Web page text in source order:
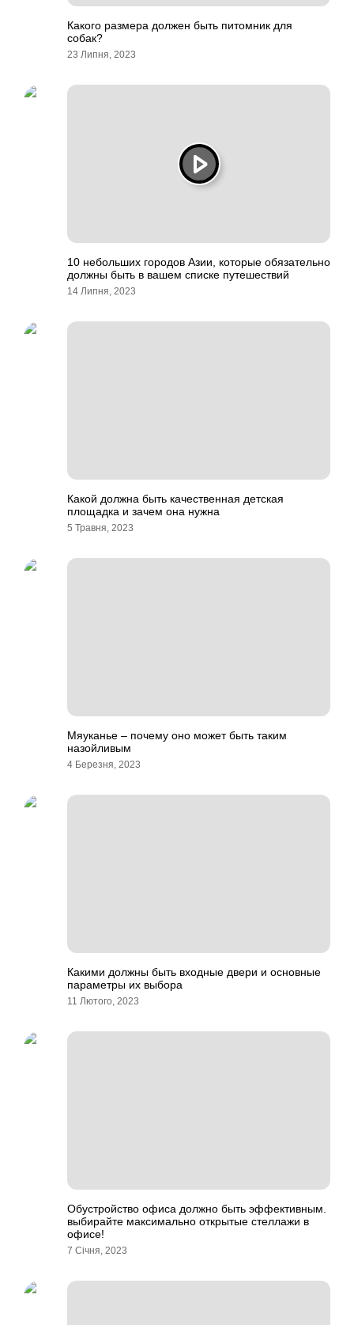
Какого размера должен быть питомник для
собак?
23 Липня, 2023
10 небольших городов Азии, которые обязательно
должны быть в вашем списке путешествий
14 Липня, 2023
Какой должна быть качественная детская
площадка и зачем она нужна
5 Травня, 2023
Мяуканье – почему оно может быть таким
назойливым
4 Березня, 2023
Какими должны быть входные двери и основные
параметры их выбора
11 Лютого, 2023
Обустройство офиса должно быть эффективным.
выбирайте максимально открытые стеллажи в
офисе!
7 Січня, 2023